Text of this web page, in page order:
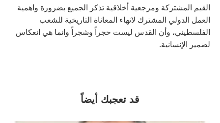
القيم المشتركة ومرجعية أخلاقية تذكر الجميع بضرورة واهمية
العمل الدولي المشترك لانهاء المعاناة التاريخية للشعب
الفلسطيني، وأن القدس ليست حجراً وشجراً وانما هي انعكاس
لضمير الإنسانية.
قد تعجبك أيضاً